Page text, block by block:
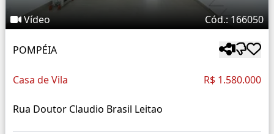
Vídeo Cód.: 166050
POMPÉIA
Casa de Vila R$ 1.580.000
Rua Doutor Claudio Brasil Leitao